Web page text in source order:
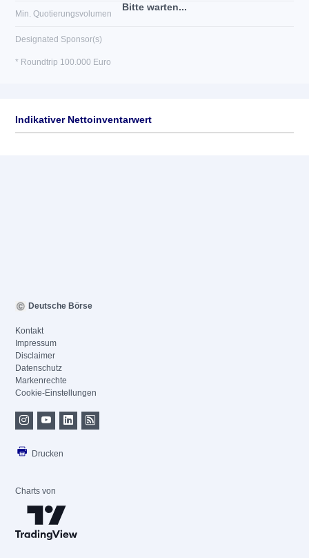
Bitte warten...
Min. Quotierungsvolumen
Designated Sponsor(s)
* Roundtrip 100.000 Euro
Indikativer Nettoinventarwert
Deutsche Börse
Kontakt
Impressum
Disclaimer
Datenschutz
Markenrechte
Cookie-Einstellungen
Drucken
Charts von